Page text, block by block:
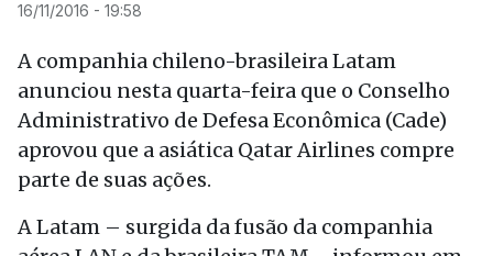
16/11/2016 - 19:58
A companhia chileno-brasileira Latam
anunciou nesta quarta-feira que o Conselho
Administrativo de Defesa Econômica (Cade)
aprovou que a asiática Qatar Airlines compre
parte de suas ações.
A Latam – surgida da fusão da companhia